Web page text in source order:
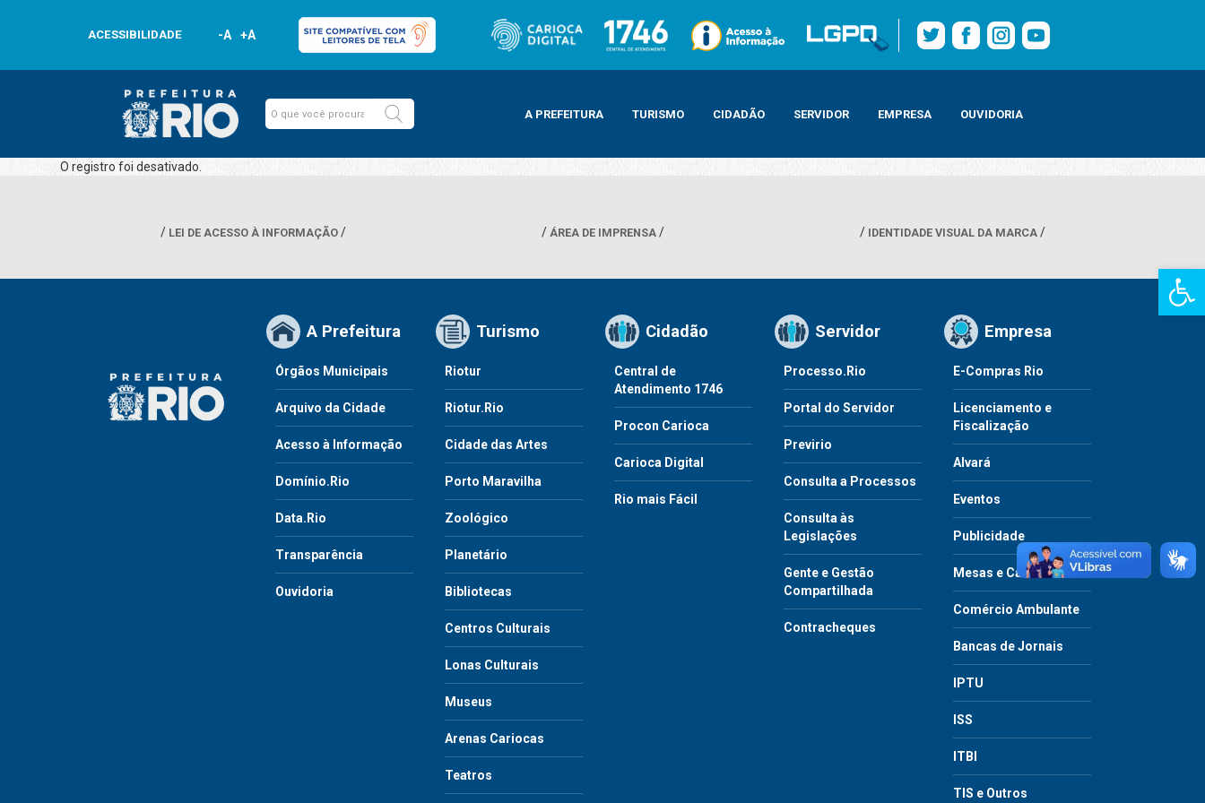
Barra de
ACESSIBILIDADE -A +A
A PREFEITURA TURISMO CIDADÃO SERVIDOR EMPRESA OUVIDORIA
O registro foi desativado.
LEI DE ACESSO À INFORMAÇÃO ÁREA DE IMPRENSA IDENTIDADE VISUAL DA MARCA
A Prefeitura
Órgãos Municipais
Arquivo da Cidade
Acesso à Informação
Domínio.Rio
Data.Rio
Transparência
Ouvidoria
Turismo
Riotur
Riotur.Rio
Cidade das Artes
Porto Maravilha
Zoológico
Planetário
Bibliotecas
Centros Culturais
Lonas Culturais
Museus
Arenas Cariocas
Teatros
Cidadão
Central de
Atendimento 1746
Procon Carioca
Carioca Digital
Rio mais Fácil
Servidor
Processo.Rio
Portal do Servidor
Previrio
Consulta a Processos
Consulta às
Legislações
Gente e Gestão
Compartilhada
Contracheques
Empresa
E-Compras Rio
Licenciamento e
Fiscalização
Alvará
Eventos
Publicidade
Mesas e Cadeiras
Comércio Ambulante
Bancas de Jornais
IPTU
ISS
ITBI
TIS e Outros